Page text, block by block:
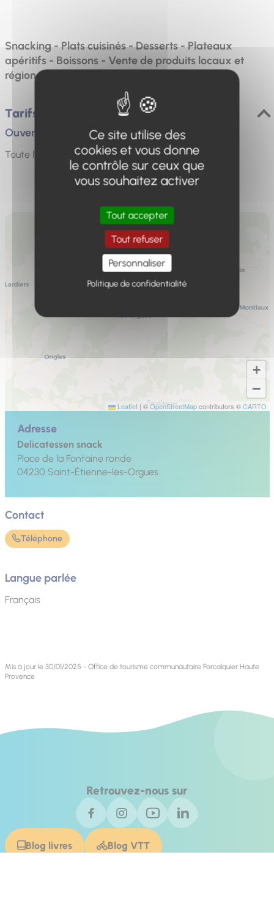
Snacking - Plats cuisinés - Desserts - Plateaux
apéritifs - Boissons - Vente de produits locaux et
régionaux."
Tarifs / ouverture
Ouverture
Toute l'année, tous les jours.
+
−
Leaflet | ©OpenStreetMapcontributors ©CARTO
Adresse
Delicatessen snack
Place de la Fontaine ronde
04230 Saint-Étienne-les-Orgues
Contact
Téléphone
Langue parlée
Français
Mis à jour le 30/01/2025 - Office de tourisme communautaire Forcalquier Haute
Provence
Retrouvez-nous sur
Blog livres Blog VTT
Ce site utilise des
cookies et vous donne
le contrôle sur ceux que
vous souhaitez activer
Tout accepter
Tout refuser
Personnaliser
Politique de confidentialité